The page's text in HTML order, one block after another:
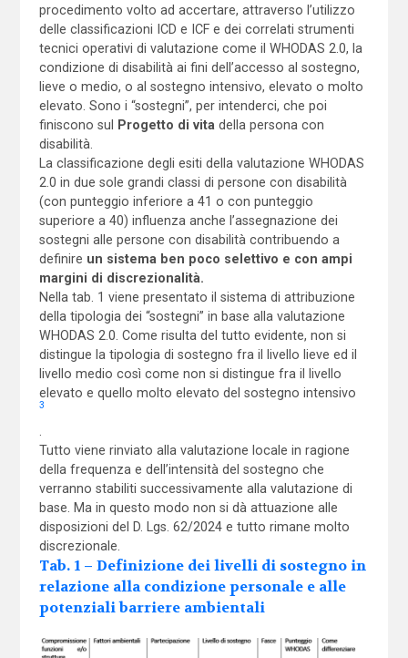
procedimento volto ad accertare, attraverso l’utilizzo
delle classificazioni ICD e ICF e dei correlati strumenti
tecnici operativi di valutazione come il WHODAS 2.0, la
condizione di disabilità ai fini dell’accesso al sostegno,
lieve o medio, o al sostegno intensivo, elevato o molto
elevato. Sono i “sostegni”, per intenderci, che poi
finiscono sul
Progetto di vita della persona con
disabilità.
La classificazione degli esiti della valutazione WHODAS
2.0 in due sole grandi classi di persone con disabilità
(con punteggio inferiore a 41 o con punteggio
superiore a 40) influenza anche l’assegnazione dei
sostegni alle persone con disabilità contribuendo a
definire un sistema ben poco selettivo e con ampi
margini di discrezionalità.
Nella tab. 1 viene presentato il sistema di attribuzione
della tipologia dei “sostegni” in base alla valutazione
WHODAS 2.0. Come risulta del tutto evidente, non si
distingue la tipologia di sostegno fra il livello lieve ed il
livello medio così come non si distingue fra il livello
elevato e quello molto elevato del sostegno intensivo
3
Tutto viene rinviato alla valutazione locale in ragione
della frequenza e dell’intensità del sostegno che
verranno stabiliti successivamente alla valutazione di
base. Ma in questo modo non si dà attuazione alle
disposizioni del D. Lgs. 62/2024 e tutto rimane molto
discrezionale.
Tab. 1 – Definizione dei livelli di sostegno in
relazione alla condizione personale e alle
potenziali barriere ambientali